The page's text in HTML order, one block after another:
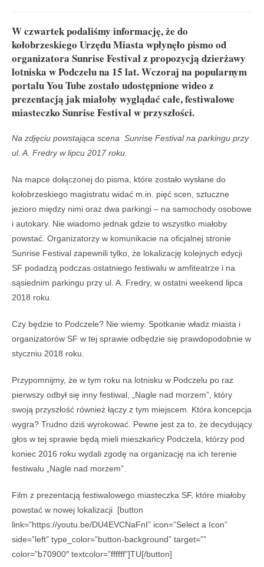
W czwartek podaliśmy informację, że do
kołobrzeskiego Urzędu Miasta wpłynęło pismo od
organizatora Sunrise Festival z propozycją dzierżawy
lotniska w Podczelu na 15 lat. Wczoraj na popularnym
portalu You Tube zostało udostępnione wideo z
prezentacją jak miałoby wyglądać całe, festiwalowe
miasteczko Sunrise Festival w przyszłości.
Na zdjęciu powstająca scena Sunrise Festival na parkingu przy
ul. A. Fredry w lipcu 2017 roku.
Na mapce dołączonej do pisma, które zostało wysłane do
kołobrzeskiego magistratu widać m.in. pięć scen, sztuczne
jezioro między nimi oraz dwa parkingi – na samochody osobowe
i autokary. Nie wiadomo jednak gdzie to wszystko miałoby
powstać. Organizatorzy w komunikacie na oficjalnej stronie
Sunrise Festival zapewnili tylko, że lokalizację kolejnych edycji
SF podadzą podczas ostatniego festiwalu w amfiteatrze i na
sąsiednim parkingu przy ul. A. Fredry, w ostatni weekend lipca
2018 roku.
Czy będzie to Podczele? Nie wiemy. Spotkanie władz miasta i
organizatorów SF w tej sprawie odbędzie się prawdopodobnie w
styczniu 2018 roku.
Przypomnijmy, że w tym roku na lotnisku w Podczelu po raz
pierwszy odbył się inny festiwal, „Nagle nad morzem”, który
swoją przyszłość również łączy z tym miejscem. Która koncepcja
wygra? Trudno dziś wyrokować. Pewne jest za to, że decydujący
głos w tej sprawie będą mieli mieszkańcy Podczela, którzy pod
koniec 2016 roku wydali zgodę na organizację na ich terenie
festiwalu „Nagle nad morzem”.
Film z prezentacją festiwalowego miasteczka SF, które miałoby
powstać w nowej lokalizacji [button
link=”https://youtu.be/DU4EVCNaFnI” icon=”Select a Icon”
side=”left” type_color=”button-background” target=””
color=”b70900″ textcolor=”ffffff”]TU[/button]